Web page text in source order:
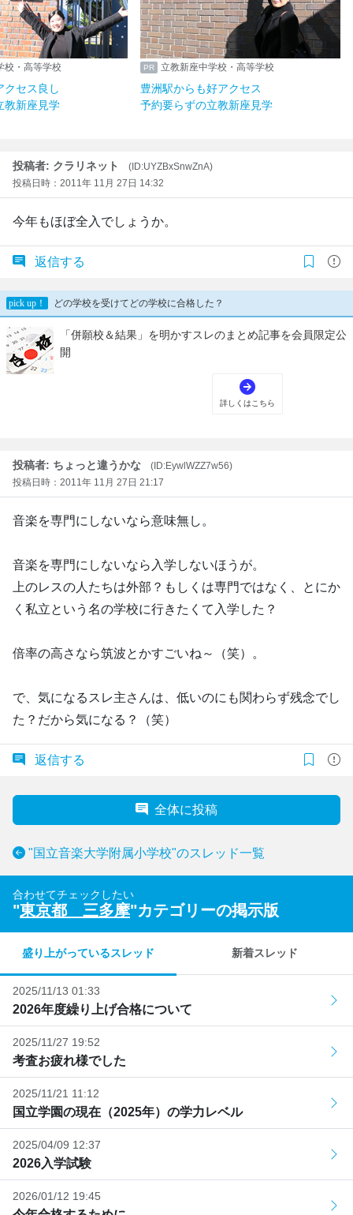
校・高等学校
クセス良し
教新座見学
立教新座中学校・高等学校
豊洲駅からも好アクセス
予約要らずの立教新座見学
投稿者: クラリネット
(ID:UYZBxSnwZnA)
投稿日時：2011年 11月 27日 14:32
今年もほぼ全入でしょうか。
返信する
投稿者: ちょっと違うかな
(ID:EywlWZZ7w56)
投稿日時：2011年 11月 27日 21:17
音楽を専門にしないなら意味無し。
音楽を専門にしないなら入学しないほうが。
上のレスの人たちは外部？もしくは専門ではなく、とにか
く私立という名の学校に行きたくて入学した？
倍率の高さなら筑波とかすごいね～（笑）。
で、気になるスレ主さんは、低いのにも関わらず残念でし
た？だから気になる？（笑）
返信する
全体に投稿
"国立音楽大学附属小学校"のスレッド一覧
合わせてチェックしたい
"東京都 三多摩"カテゴリーの掲示版
盛り上がっているスレッド 新着スレッド
2025/11/13 01:33
2026年度繰り上げ合格について
2025/11/27 19:52
考査お疲れ様でした
2025/11/21 11:12
国立学園の現在（2025年）の学力レベル
2025/04/09 12:37
2026入学試験
2026/01/12 19:45